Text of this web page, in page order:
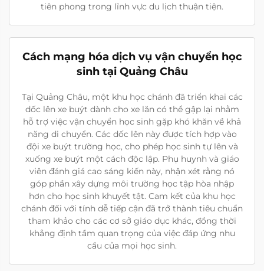
tiên phong trong lĩnh vực du lịch thuận tiện.
Cách mạng hóa dịch vụ vận chuyển học
sinh tại Quảng Châu
Tại Quảng Châu, một khu học chánh đã triển khai các
dốc lên xe buýt dành cho xe lăn có thể gập lại nhằm
hỗ trợ việc vận chuyển học sinh gặp khó khăn về khả
năng di chuyển. Các dốc lên này được tích hợp vào
đội xe buýt trường học, cho phép học sinh tự lên và
xuống xe buýt một cách độc lập. Phụ huynh và giáo
viên đánh giá cao sáng kiến này, nhận xét rằng nó
góp phần xây dựng môi trường học tập hòa nhập
hơn cho học sinh khuyết tật. Cam kết của khu học
chánh đối với tính dễ tiếp cận đã trở thành tiêu chuẩn
tham khảo cho các cơ sở giáo dục khác, đồng thời
khẳng định tầm quan trọng của việc đáp ứng nhu
cầu của mọi học sinh.